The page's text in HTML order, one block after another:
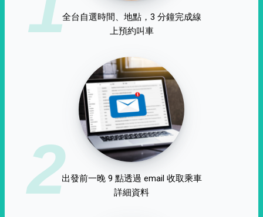
全台自選時間、地點，3 分鐘完成線
上預約叫車
2出發前一晚 9 點透過 email 收取乘車
詳細資料